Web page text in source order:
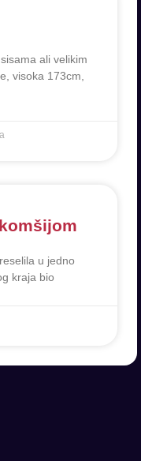
ali velikim
visoka 173cm,
u jedno
kraja bio